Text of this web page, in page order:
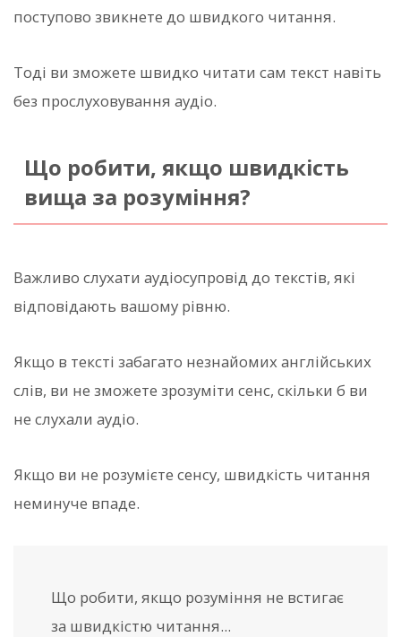
поступово звикнете до швидкого читання.
Тоді ви зможете швидко читати сам текст навіть
без прослуховування аудіо.
Що робити, якщо швидкість
вища за розуміння?
Важливо слухати аудіосупровід до текстів, які
відповідають вашому рівню.
Якщо в тексті забагато незнайомих англійських
слів, ви не зможете зрозуміти сенс, скільки б ви
не слухали аудіо.
Якщо ви не розумієте сенсу, швидкість читання
неминуче впаде.
Що робити, якщо розуміння не встигає
за швидкістю читання...